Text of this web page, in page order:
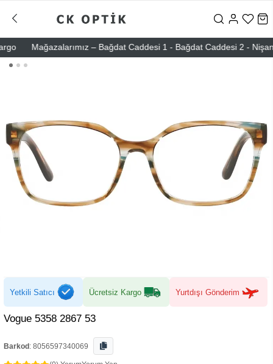
Mağazalarımız – Bağdat Caddesi 1 - Bağdat Caddesi 2 -
Yetkili Satıcı Ücretsiz Kargo Yurtdışı Gönderim
Vogue 5358 2867 53
Barkod : 8056597340069